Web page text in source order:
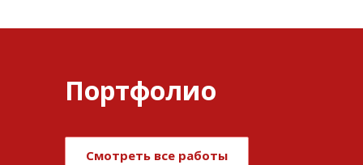
Портфолио
Смотреть все работы